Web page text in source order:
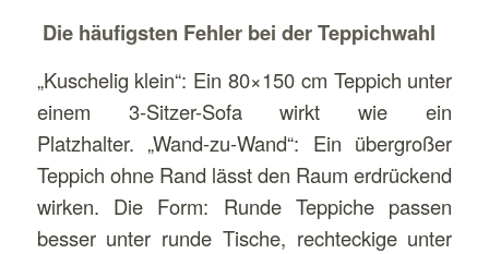
Die häufigsten Fehler bei der Teppichwahl
„Kuschelig klein“: Ein 80×150 cm Teppich unter
einem 3-Sitzer-Sofa wirkt wie ein
Platzhalter. „Wand-zu-Wand“: Ein übergroßer
Teppich ohne Rand lässt den Raum erdrückend
wirken. Die Form: Runde Teppiche passen
besser unter runde Tische, rechteckige unter